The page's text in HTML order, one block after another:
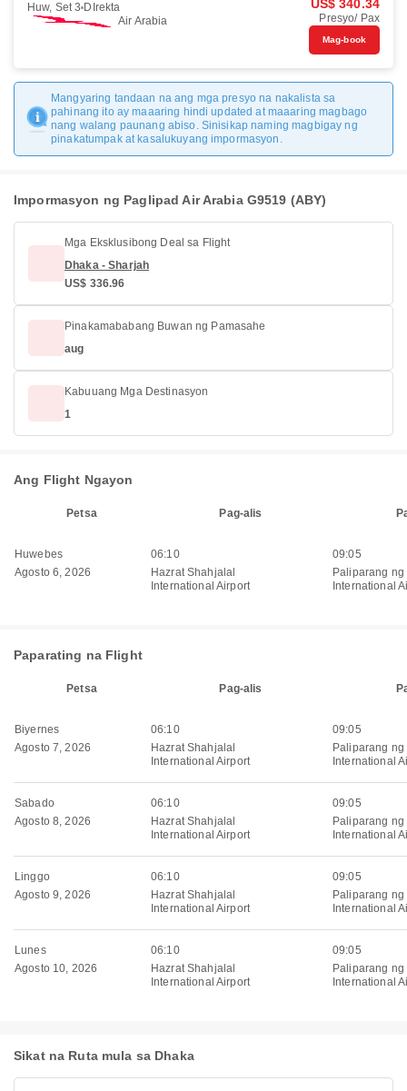
Huw, Set 3 DIrekta
Air Arabia
US$ 340.34
Presyo/ Pax
Mag-book
Mangyaring tandaan na ang mga presyo na nakalista sa
pahinang ito ay maaaring hindi updated at maaaring magbago
nang walang paunang abiso. Sinisikap naming magbigay ng
pinakatumpak at kasalukuyang impormasyon.
Impormasyon ng Paglipad Air Arabia G9519 (ABY)
Mga Eksklusibong Deal sa Flight
Dhaka - Sharjah
US$ 336.96
Pinakamababang Buwan ng Pamasahe
aug
Kabuuang Mga Destinasyon
1
Ang Flight Ngayon
Petsa Pag-alis
Huwebes
Agosto 6, 2026
06:10
Hazrat Shahjalal
International Airport
09:05
Paliparang
International
Paparating na Flight
Petsa Pag-alis
Biyernes
Agosto 7, 2026
06:10
Hazrat Shahjalal
International Airport
09:05
Paliparang
International
Sabado
Agosto 8, 2026
06:10
Hazrat Shahjalal
International Airport
09:05
Paliparang
International
Linggo
Agosto 9, 2026
06:10
Hazrat Shahjalal
International Airport
09:05
Paliparang
International
Lunes
Agosto 10, 2026
06:10
Hazrat Shahjalal
International Airport
09:05
Paliparang
International
Sikat na Ruta mula sa Dhaka